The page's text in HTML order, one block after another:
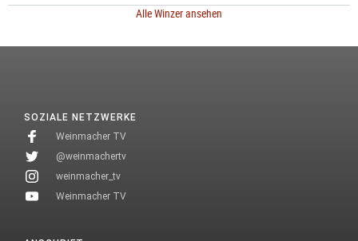
Alle Winzer ansehen
SOZIALE NETZWERKE
Weinmacher TV
@weinmachertv
weinmacher_tv
Weinmacher TV